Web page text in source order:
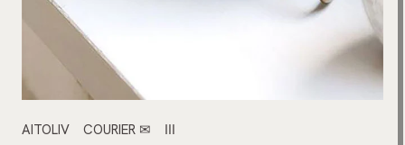
AITOLIV COURIER ✉ Ⅲ